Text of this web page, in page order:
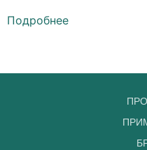
Подробнее